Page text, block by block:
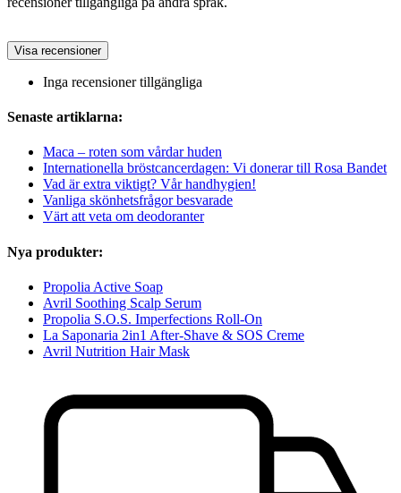
Visa recensioner
Inga recensioner tillgängliga
Senaste artiklarna:
Maca – roten som vårdar huden
Internationella bröstcancerdagen: Vi donerar till Rosa Bandet
Vad är extra viktigt? Vår handhygien!
Vanliga skönhetsfrågor besvarade
Värt att veta om deodoranter
Nya produkter:
Propolia Active Soap
Avril Soothing Scalp Serum
Propolia S.O.S. Imperfections Roll-On
La Saponaria 2in1 After-Shave & SOS Creme
Avril Nutrition Hair Mask